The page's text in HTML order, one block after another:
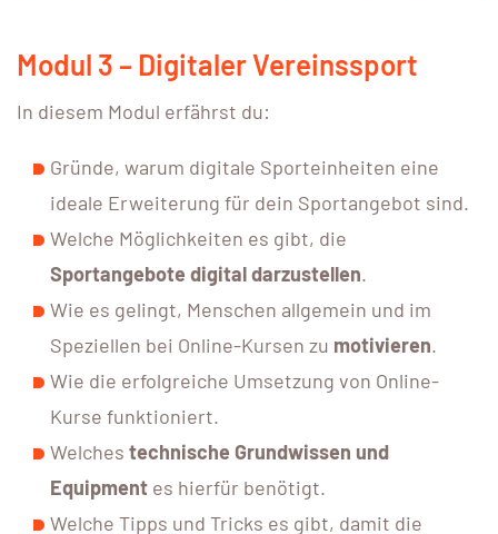
Modul 3 – Digitaler Vereinssport
In diesem Modul erfährst du:
Gründe, warum digitale Sporteinheiten eine
ideale Erweiterung für dein Sportangebot sind.
Welche Möglichkeiten es gibt, die
Sportangebote digital darzustellen.
Wie es gelingt, Menschen allgemein und im
Speziellen bei Online-Kursen zu motivieren.
Wie die erfolgreiche Umsetzung von Online-
Kurse funktioniert.
Welches technische Grundwissen und
Equipment es hierfür benötigt.
Welche Tipps und Tricks es gibt, damit die